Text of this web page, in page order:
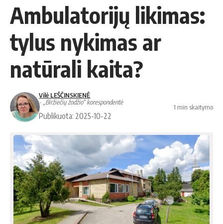
Ambulatorijų likimas:
tylus nykimas ar
natūrali kaita?
Vilė LEŠČINSKIENĖ
- „Biržiečių žodžio“ korespondentė
Publikuota: 2025-10-22
1 min skaitymo